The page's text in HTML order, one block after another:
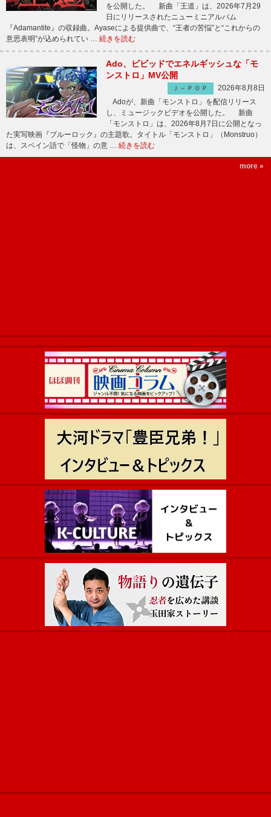
を公開した。 新曲「王道」は、2026年7月29
日にリリースされたニューミニアルバム
『Adamantite』の収録曲。Ayaseによる提供曲で、“王者の苦悩”と“これからの
意思表明”が込められてい … 続きを読む
Ado、ビビッドでエネルギッシュな「モ
ンストロ」MV公開
Ｊ－ＰＯＰ
2026年8月8日
Adoが、新曲「モンストロ」を配信リリース
し、ミュージックビデオを公開した。 新曲
「モンストロ」は、2026年8月7日に公開となっ
た実写映画『ブルーロック』の主題歌。タイトル「モンストロ」（Monstruo）
は、スペイン語で「怪物」の意 … 続きを読む
more »